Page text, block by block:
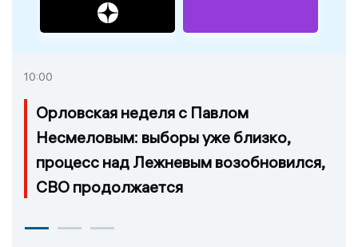
10:00
Орловская неделя с Павлом
Несмеловым: выборы уже близко,
процесс над Лежневым возобновился,
СВО продолжается